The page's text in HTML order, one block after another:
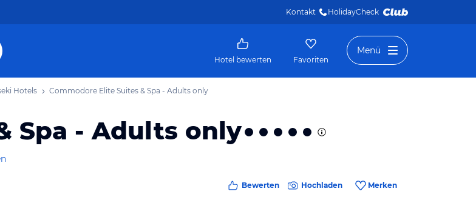
Kontakt HolidayCheck
Hotel bewerten Favoriten
Menü
Hotels Commodore Elite Suites & Spa - Adults only
Spa - Adults only
Bewerten Hochladen Merken